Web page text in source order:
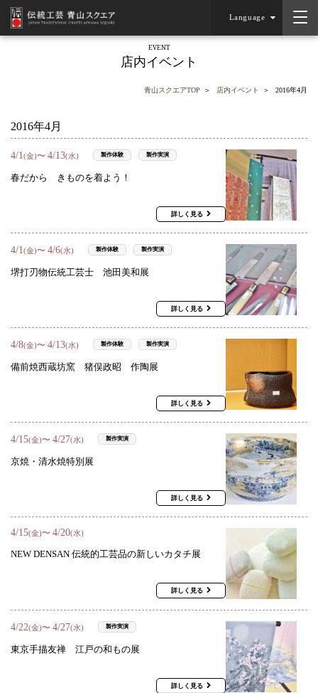
Language
EVENT
店内イベント
青山スクエアTOP 店内イベント 2016年4月
2016年4月
4/1(金)〜 4/13(水) 製作体験 製作実演
春だから きものを着よう！
詳しく見る
4/1(金)〜 4/6(水) 製作体験 製作実演
堺打刃物伝統工芸士 池田美和展
詳しく見る
4/8(金)〜 4/13(水) 製作体験 製作実演
備前焼西蔵坊窯 猪俣政昭 作陶展
詳しく見る
4/15(金)〜 4/27(水) 製作実演
京焼・清水焼特別展
詳しく見る
4/15(金)〜 4/20(水)
NEW DENSAN 伝統的工芸品の新しいカタチ展
詳しく見る
4/22(金)〜 4/27(水) 製作実演
東京手描友禅 江戸の和もの展
詳しく見る